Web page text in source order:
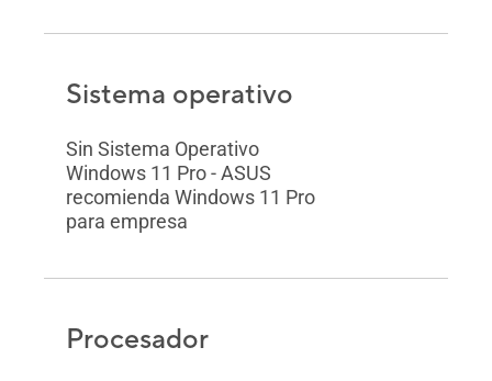
Sistema operativo
Sin Sistema Operativo
Windows 11 Pro - ASUS
recomienda Windows 11 Pro
para empresa
Procesador